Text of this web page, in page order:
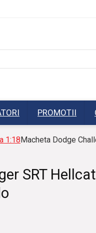
PROMOTII
1:18Macheta Dodge
SRT